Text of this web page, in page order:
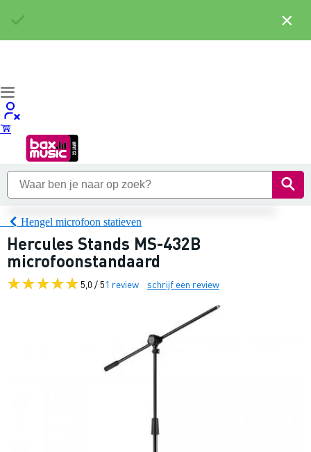
Hengel microfoon statieven
Hercules Stands MS-432B
microfoonstandaard
5,0 / 51 review schrijf een review
×